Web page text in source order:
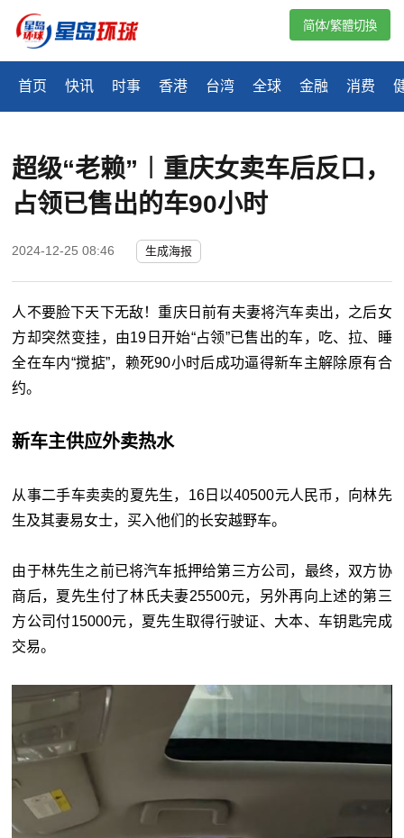
首页 快讯 时事 香港 台湾 全球 金融 消费
简体/繁體切換
超级“老赖”︱重庆女卖车后反口，
占领已售出的车90小时
2024-12-25 08:46 生成海报
人不要脸下天下无敌！重庆日前有夫妻将汽车卖出，之后女
方却突然变挂，由19日开始“占领”已售出的车，吃、拉、睡
全在车内“搅掂”，赖死90小时后成功逼得新车主解除原有合
约。
新车主供应外卖热水
从事二手车卖卖的夏先生，16日以40500元人民币，向林先
生及其妻易女士，买入他们的长安越野车。
由于林先生之前已将汽车抵押给第三方公司，最终，双方协
商后，夏先生付了林氏夫妻25500元，另外再向上述的第三
方公司付15000元，夏先生取得行驶证、大本、车钥匙完成
交易。